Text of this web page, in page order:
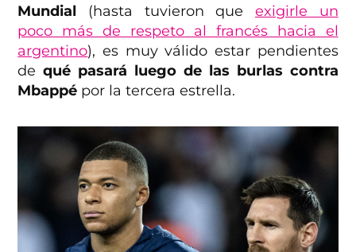
Mundial (hasta tuvieron que exigirle un
poco más de respeto al francés hacia el
argentino), es muy válido estar pendientes
dequé pasará luego de las burlas contra
Mbappé por la tercera estrella.